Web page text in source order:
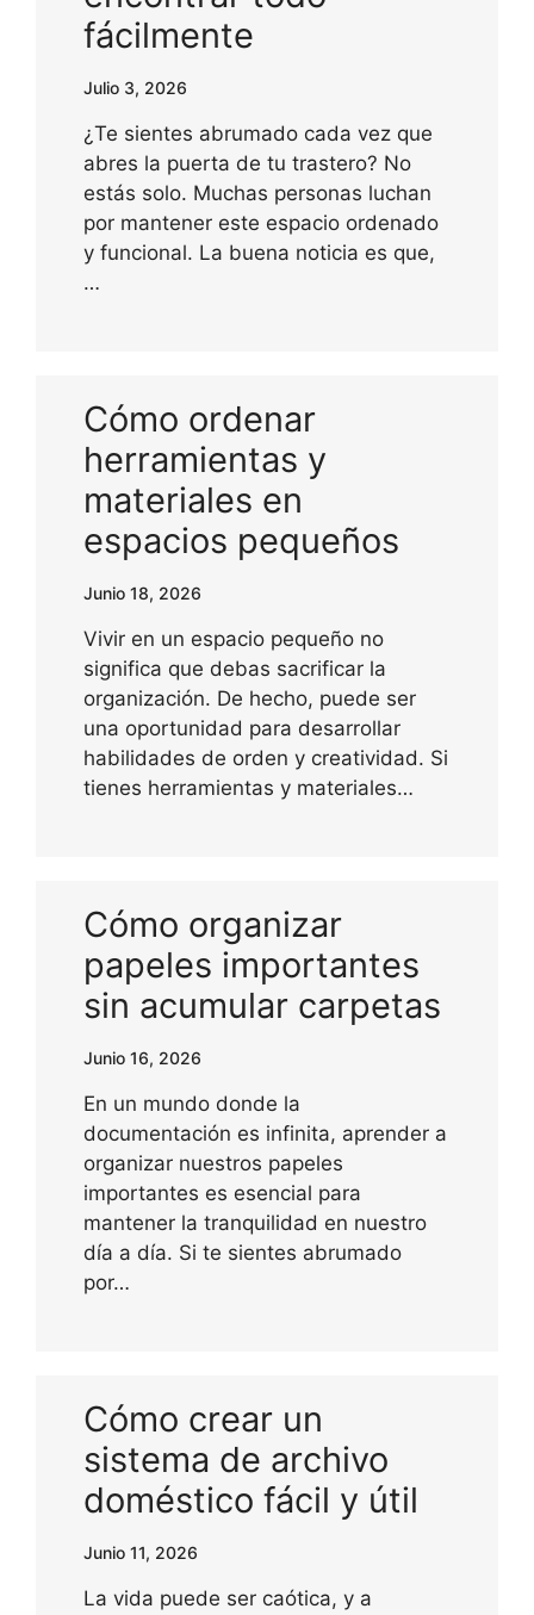
fácilmente
Julio 3, 2026
¿Te sientes abrumado cada vez que
abres la puerta de tu trastero? No
estás solo. Muchas personas luchan
por mantener este espacio ordenado
y funcional. La buena noticia es que,
…
Cómo ordenar
herramientas y
materiales en
espacios pequeños
Junio 18, 2026
Vivir en un espacio pequeño no
significa que debas sacrificar la
organización. De hecho, puede ser
una oportunidad para desarrollar
habilidades de orden y creatividad. Si
tienes herramientas y materiales…
Cómo organizar
papeles importantes
sin acumular carpetas
Junio 16, 2026
En un mundo donde la
documentación es infinita, aprender a
organizar nuestros papeles
importantes es esencial para
mantener la tranquilidad en nuestro
día a día. Si te sientes abrumado
por…
Cómo crear un
sistema de archivo
doméstico fácil y útil
Junio 11, 2026
La vida puede ser caótica, y a